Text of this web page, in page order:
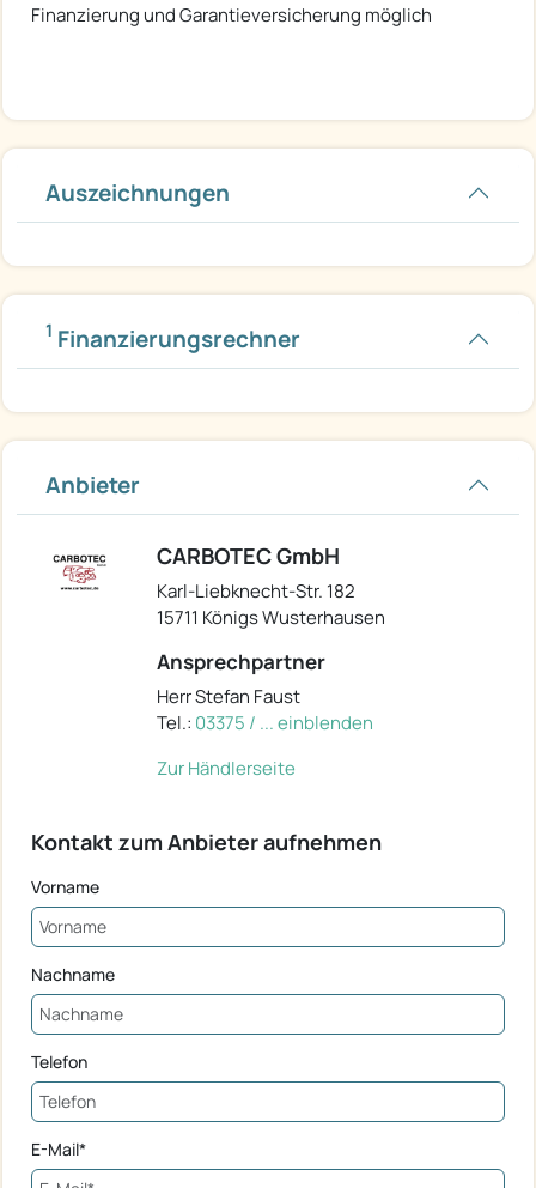
Finanzierung und Garantieversicherung möglich
Auszeichnungen
1 Finanzierungsrechner
Anbieter
CARBOTEC GmbH
Karl-Liebknecht-Str. 182
15711 Königs Wusterhausen
Ansprechpartner
Herr Stefan Faust
Tel.: 03375 / ... einblenden
Zur Händlerseite
Kontakt zum Anbieter aufnehmen
Vorname
Nachname
Telefon
E-Mail*